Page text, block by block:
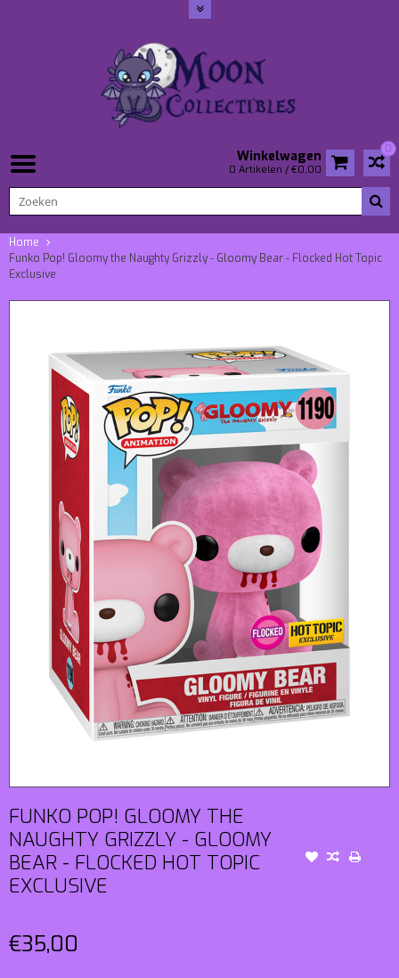
0
Winkelwagen
0 Artikelen / €0,00
Home
Funko Pop! Gloomy the Naughty Grizzly - Gloomy Bear - Flocked Hot Topic
Exclusive
FUNKO POP! GLOOMY THE
NAUGHTY GRIZZLY - GLOOMY
BEAR - FLOCKED HOT TOPIC
EXCLUSIVE
€35,00